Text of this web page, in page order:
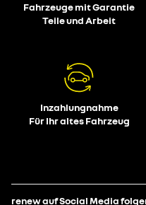
Fahrzeuge mit Garantie
Teile und Arbeit
Inzahlungnahme
Für Ihr altes Fahrzeug
renew auf Social Media